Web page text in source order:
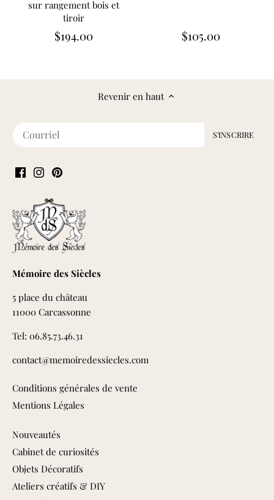
sur rangement bois et
tiroir
$194.00 $105.00
Revenir en haut
Mémoire des Siècles
5 place du château
11000 Carcassonne
Tel: 06.85.73.46.31
contact@memoiredessiecles.com
Conditions générales de vente
Mentions Légales
Nouveautés
Cabinet de curiosités
Objets Décoratifs
Ateliers créatifs & DIY